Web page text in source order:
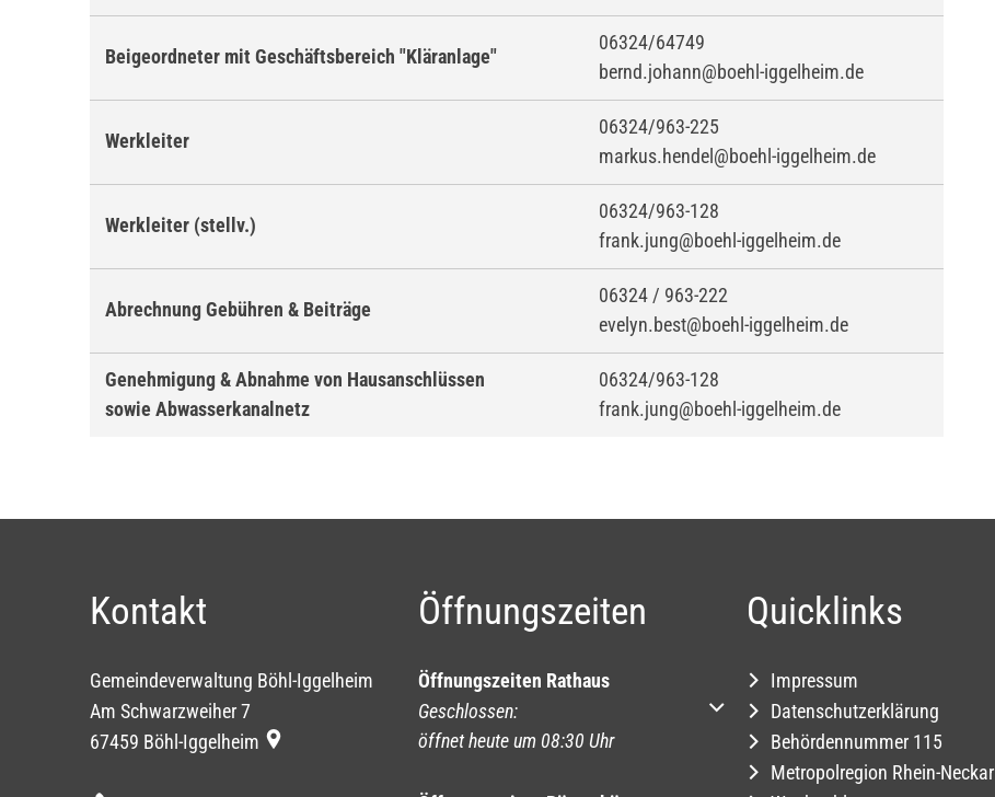
Beigeordneter mit Geschäftsbereich "Kläranlage"
06324/64749
bernd.johann@boehl-iggelheim.de
Werkleiter
06324/963-225
markus.hendel@boehl-iggelheim.de
Werkleiter (stellv.)
06324/963-128
frank.jung@boehl-iggelheim.de
Abrechnung Gebühren & Beiträge
06324 / 963-222
evelyn.best@boehl-iggelheim.de
Genehmigung & Abnahme von Hausanschlüssen
sowie Abwasserkanalnetz
06324/963-128
frank.jung@boehl-iggelheim.de
Kontakt
Gemeindeverwaltung Böhl-Iggelheim
Am Schwarzweiher 7
67459 Böhl-Iggelheim
Öffnungszeiten
Öffnungszeiten Rathaus
Klicken, um weitere Öffnungs- oder Schließzeiten auszublenden
Geschlossen:
öffnet heute um 08:30 Uhr
Quicklinks
Impressum
Datenschutzerklärung
Behördennummer 115
Metropolregion Rhein-Neckar